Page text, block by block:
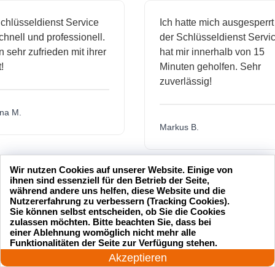
Service
und professionell.
zufrieden mit ihrer
Ich hatte mich ausgesperrt und
der Schlüsseldienst Service
hat mir innerhalb von 15
Minuten geholfen. Sehr
zuverlässig!
Markus B.
hat
Sehr guter Service! Der
Schlüsseldienst war freundlich
und hat mir schnell geholfen,
als ich meine Schlüssel
verloren hatte.
24 Stunden am Tag
Akzeptieren
Wir nutzen Cookies auf unserer Website. Einige von
ihnen sind essenziell für den Betrieb der Seite,
während andere uns helfen, diese Website und die
Nutzererfahrung zu verbessern (Tracking Cookies).
Sie können selbst entscheiden, ob Sie die Cookies
zulassen möchten. Bitte beachten Sie, dass bei
einer Ablehnung womöglich nicht mehr alle
Funktionalitäten der Seite zur Verfügung stehen.